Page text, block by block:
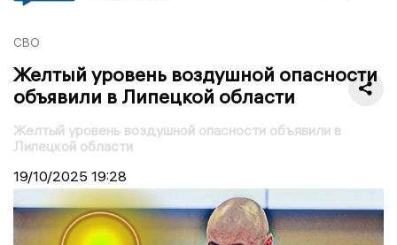
СВО
Желтый уровень воздушной опасности
объявили в Липецкой области
Желтый уровень воздушной опасности объявили в
Липецкой области
19/10/2025 19:28